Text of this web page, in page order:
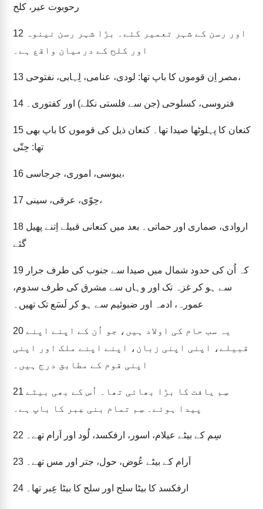
رحوبوت عیر، کلح
12
اور کلح کے درمیان واقع ہے۔
13 مصر اِن قوموں کا باپ تھا: لودی، عنامی، لِہابی، نفتوحی،
14 فتروسی، کسلوحی (جن سے فلستی نکلے) اور کفتوری۔
15
تھا: حِتّی
16 یبوسی، اموری، جرجاسی،
17 حِوّی، عرقی، سینی،
18
گئے
19
سے ہو کر غزہ تک اور وہاں سے مشرق کی طرف سدوم،
عمورہ، ادمہ اور ضبوئیم سے ہو کر لَسَع تک تھیں۔
20
قبیلے، اپنی اپنی زبان، اپنے اپنے ملک اور اپنی
اپنی قوم کے مطابق درج ہیں۔
21
پیدا ہوئے۔ سِم تمام بنی عِبر کا باپ ہے۔
22 سِم کے بیٹے عیلام، اسور، ارفکسد، لُود اور اَرام تھے۔
23 اَرام کے بیٹے عُوض، حول، جتر اور مس تھے۔
24 ارفکسد کا بیٹا سلح اور سلح کا بیٹا عِبر تھا۔